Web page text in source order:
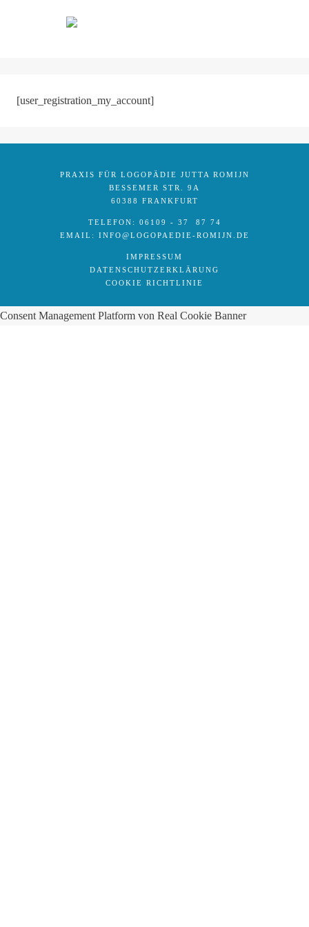
[user_registration_my_account]
PRAXIS FÜR LOGOPÄDIE JUTTA ROMIJN
BESSEMER STR. 9A
60388 FRANKFURT
TELEFON: 06109 - 37 87 74
EMAIL: INFO@LOGOPAEDIE-ROMIJN.DE
IMPRESSUM
DATENSCHUTZERKLÄRUNG
COOKIE RICHTLINIE
Consent Management Platform von Real Cookie Banner